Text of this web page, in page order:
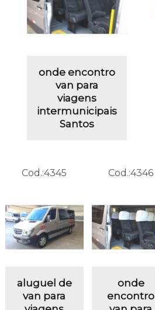
onde encontro
van para
viagens
intermunicipais
Santos
Cod.:4345
aluguel de
van para
Cod.:4346
onde
encontro